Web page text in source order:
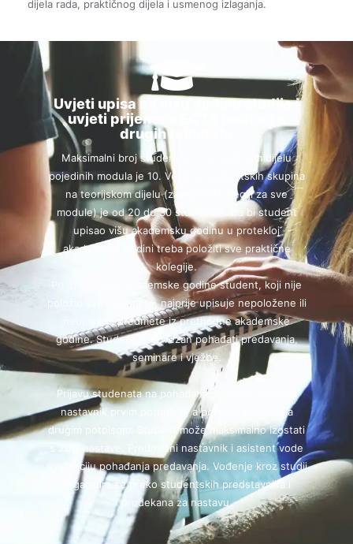
dijela rada, praktičnog dijela i usmenog izlaganja.
Uvjeti upisa na višu godinu studija i
uvjeti prijenosa ECTS bodova s
drugih fakulteta
Maksimalni broj studenata na praktičnom dijelu
pojedinih modula je 10. Veličine studentskih skupina
na teorijskom dijelu (zajednički kolegiji za sve
module) je od 20 do 30 studenata. Da bi student
upisao višu akademsku godinu u protekloj
akademskoj godini treba položiti sve praktične
kolegije.
Pri upisu nove akademske godine student, koji nije
položio sve predmete, najprije upisuje nepoložene ili
neupisane predmete iz prethodne akademske
godine. Student je obvezan pohađati predavanja,
seminare i vježbe.
Prijavu studenata na pohađanje nastave ovjerava
nastavnik prvim potpisom, a potvrdu pohađanja
drugim potpisom. Student može maksimalno izostati
s 20% nastave. Predmetni nastavnik i asistent vode
evidenciju pohađanja predavanja. Vođenje kroz studij
organizira se preko studentskih predstavnika i
prodekana za nastavu.